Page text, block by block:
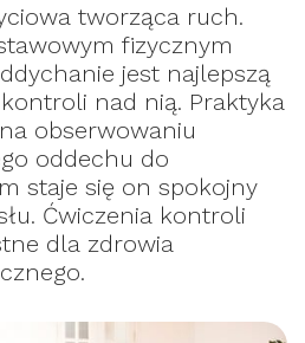
tworząca ruch.
fizycznym
jest najlepszą
nad nią. Praktyka
obserwowaniu
oddechu do
staje się on spokojny
Ćwiczenia kontroli
dla zdrowia